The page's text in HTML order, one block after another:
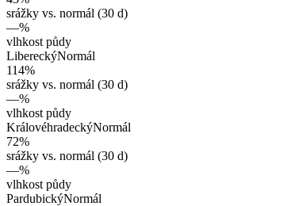
srážky vs. normál (30 d)
—%
vlhkost půdy
LibereckýNormál
114%
srážky vs. normál (30 d)
—%
vlhkost půdy
KrálovéhradeckýNormál
72%
srážky vs. normál (30 d)
—%
vlhkost půdy
PardubickýNormál